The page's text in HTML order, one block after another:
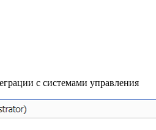
с системами управления